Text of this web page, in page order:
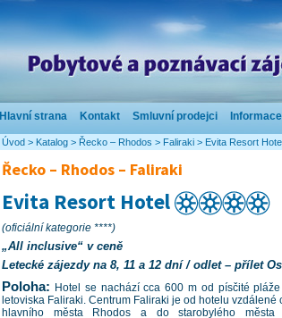
Hlavní strana Kontakt Smluvní prodejci
Úvod > Katalog > Řecko – Rhodos > Faliraki > Evita Resort
Řecko – Rhodos – Faliraki
Evita Resort Hotel
(oficiální kategorie ****)
„All inclusive“ v ceně
Letecké zájezdy na 8, 11 a 12 dní / odlet – přílet
Poloha: Hotel se nachází cca 600 m od písčité
letoviska Faliraki. Centrum Faliraki je od hotelu vzdálené
hlavního města Rhodos a do starobylého města